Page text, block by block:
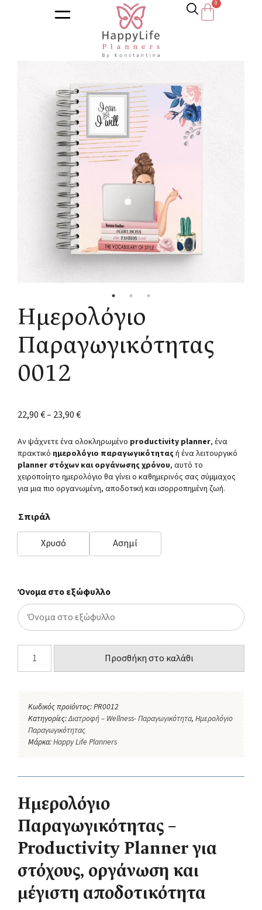
Κατάστημα/Ημερολόγια
Ημερολόγιο
Παραγωγικότητας
0012
22,90€– 23,90€
Αν ψάχνετε ένα ολοκληρωμένο productivity planner, ένα
πρακτικό ημερολόγιο παραγωγικότηταςή ένα λειτουργικό
planner στόχων και οργάνωσης χρόνου, αυτό το
χειροποίητο ημερολόγιο θα γίνει ο καθημερινός σας σύμμαχος
για μια πιο οργανωμένη, αποδοτική και ισορροπημένη ζωή.
Σπιράλ
Χρυσό Ασημί
Όνομα στο εξώφυλλο
Προσθήκη στο καλάθι
Κωδικός προϊόντος:PR0012
Κατηγορίες:Διατροφή – Wellness- Παραγωγικότητα, Ημερολόγιο
Παραγωγικότητας
Μάρκα:Happy Life Planners
Ημερολόγιο
Παραγωγικότητας –
Productivity Planner για
στόχους, οργάνωση και
μέγιστη αποδοτικότητα